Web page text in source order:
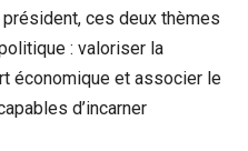
ces deux thèmes
: valoriser la
économique et associer le
d’incarner